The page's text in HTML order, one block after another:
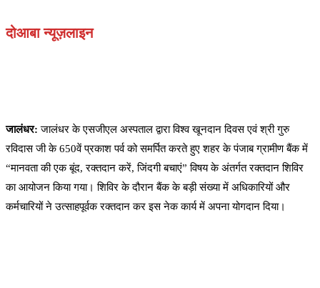
दोआबा न्यूज़लाइन
जालंधर:जालंधर के एसजीएल अस्पताल द्वारा विश्व खूनदान दिवस एवं श्री गुरु
रविदास जी के 650वें प्रकाश पर्व को समर्पित करते हुए शहर के पंजाब ग्रामीण बैंक में
“मानवता की एक बूंद, रक्तदान करें, जिंदगी बचाएं” विषय के अंतर्गत रक्तदान शिविर
का आयोजन किया गया। शिविर के दौरान बैंक के बड़ी संख्या में अधिकारियों और
कर्मचारियों ने उत्साहपूर्वक रक्तदान कर इस नेक कार्य में अपना योगदान दिया।